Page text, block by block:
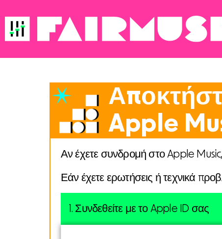
Apple
Αν έχετε συνδρομή στο Apple
Εάν έχετε ερωτήσεις ή τεχνικά
1. Συνδεθείτε με το Apple ID σας